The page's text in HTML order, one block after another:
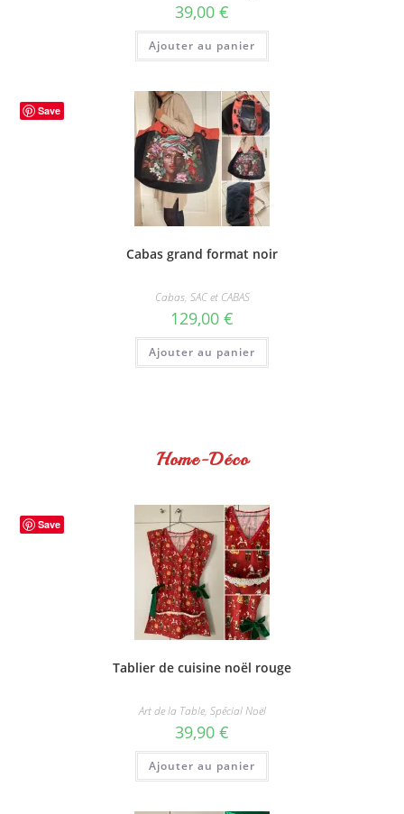
39,00 €
Ajouter au panier
Save
Cabas grand format noir
Cabas, SAC et CABAS
129,00 €
Ajouter au panier
Home-Déco
Save
Tablier de cuisine noël rouge
Art de la Table, Spécial Noël
39,90 €
Ajouter au panier